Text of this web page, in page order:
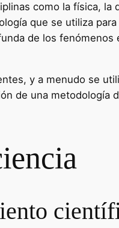
como la física, la
que se utiliza
de los
y a menudo se
de una